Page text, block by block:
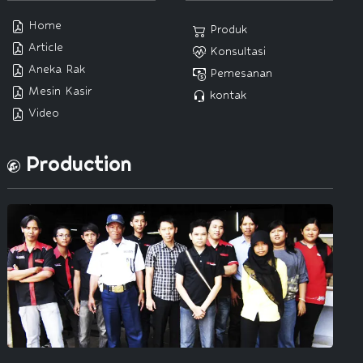
Home
Article
Aneka Rak
Mesin Kasir
Video
Produk
Konsultasi
Pemesanan
kontak
Production